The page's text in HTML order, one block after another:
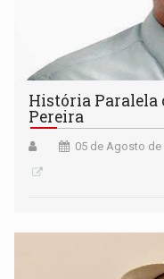
História Paralela
Pereira
05 de Agosto de